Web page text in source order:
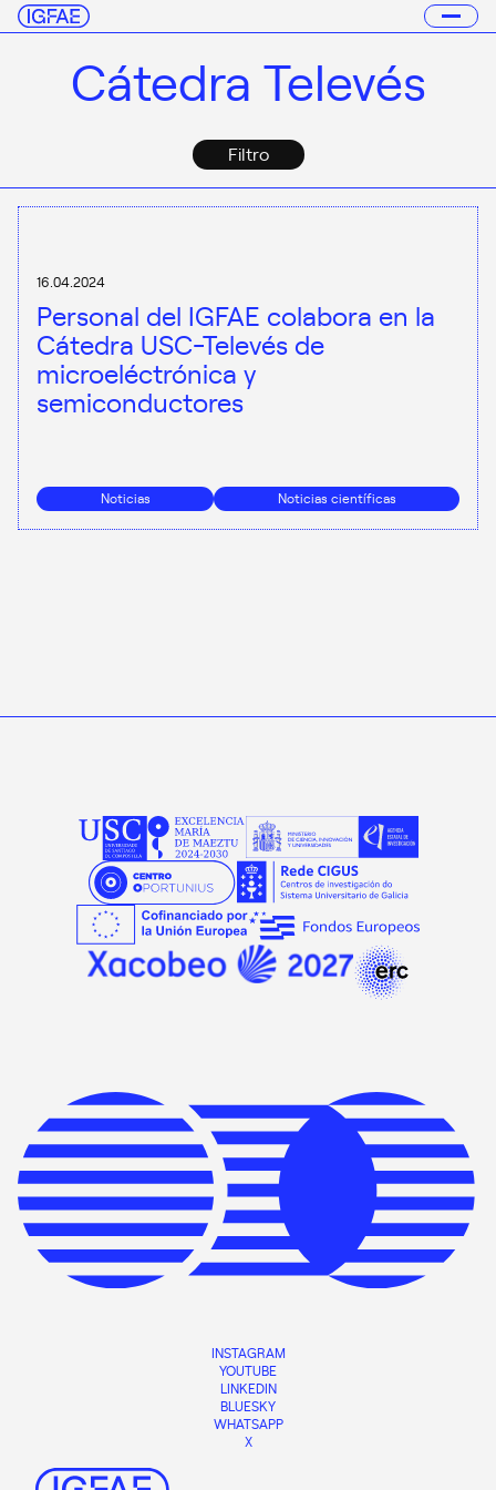
Cátedra Televés
Filtro
16.04.2024
Personal del IGFAE colabora en la
Cátedra USC-Televés de
microeléctrónica y
semiconductores
Noticias Noticias científicas
INSTAGRAM
YOUTUBE
LINKEDIN
BLUESKY
WHATSAPP
X